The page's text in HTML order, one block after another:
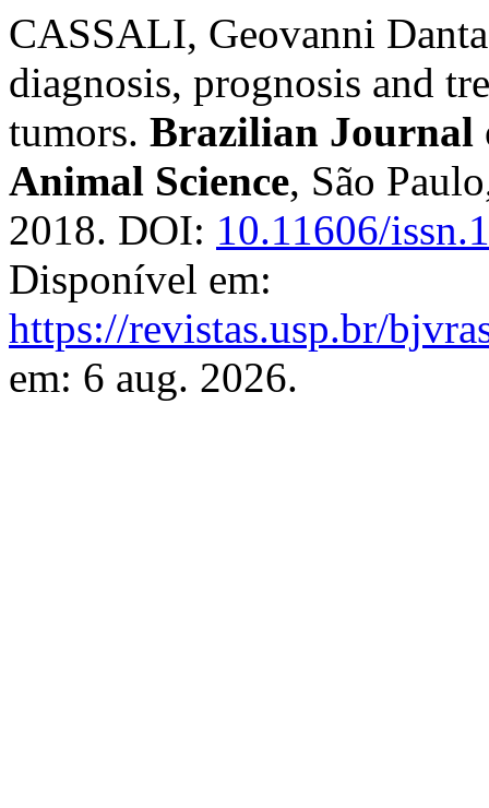
CASSALI, Geovanni
diagnosis, prognosis and
tumors. Brazilian Journal
Animal Science, São
2018. DOI: 10.11606/
Disponível em:
https://revistas.usp.br/
em: 6 aug. 2026.